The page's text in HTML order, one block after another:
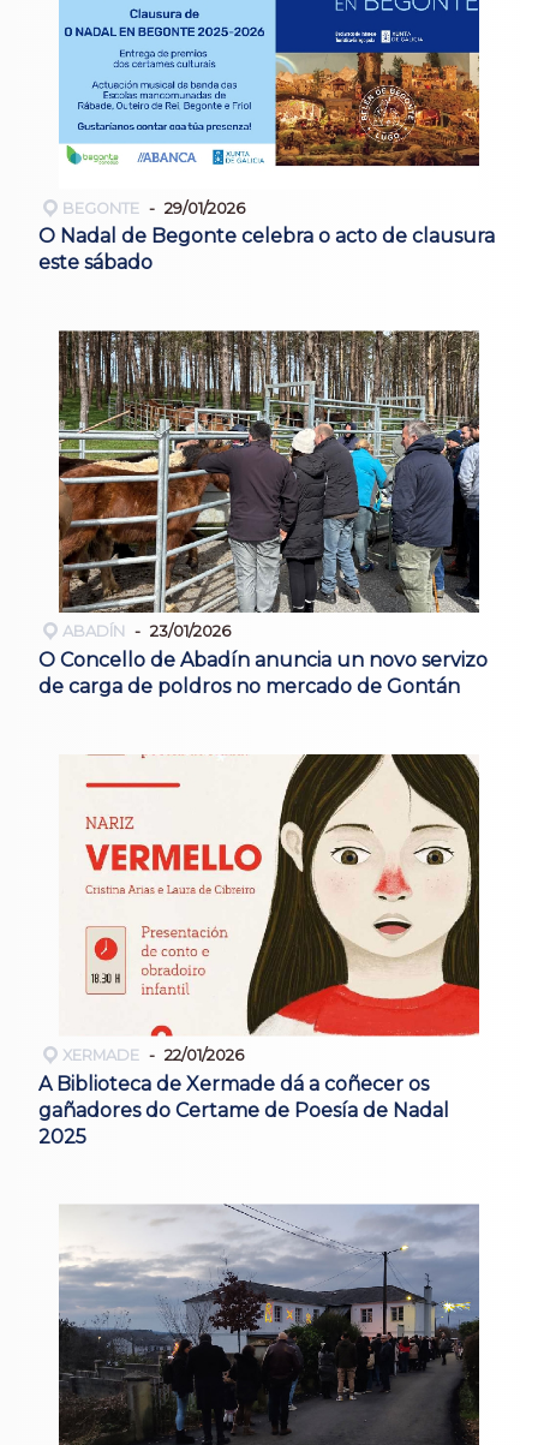
BEGONTE 29/01/2026
O Nadal de Begonte celebra o acto de clausura
este sábado
ABADÍN 23/01/2026
O Concello de Abadín anuncia un novo servizo
de carga de poldros no mercado de Gontán
XERMADE 22/01/2026
A Biblioteca de Xermade dá a coñecer os
gañadores do Certame de Poesía de Nadal
2025